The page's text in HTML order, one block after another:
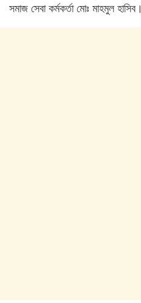
সমাজ সেবা কর্মকর্তা মোঃ মাহমুল হাসিব।